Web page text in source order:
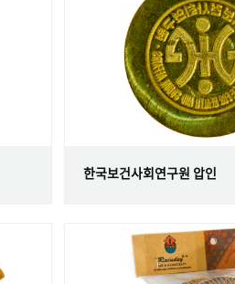
한국보건사회연구원 압인